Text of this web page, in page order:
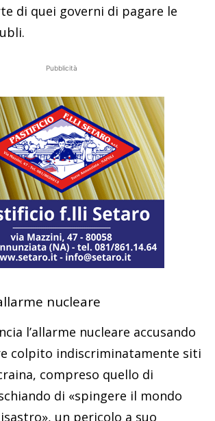
di quei governi di pagare le
Pubblicità
nucleare
l’allarme nucleare accusando
colpito indiscriminatamente siti
compreso quello di
di «spingere il mondo
un pericolo a suo